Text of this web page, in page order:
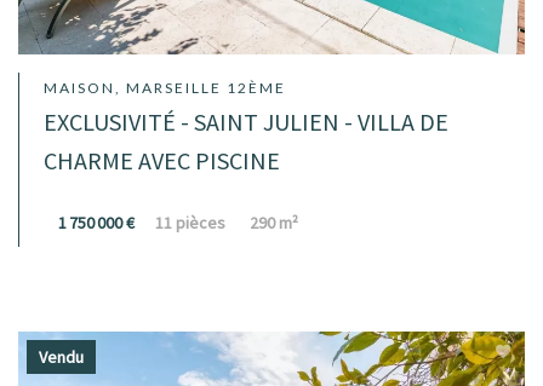
MAISON, MARSEILLE 12ÈME
EXCLUSIVITÉ - SAINT JULIEN - VILLA DE
CHARME AVEC PISCINE
1 750 000 € 11 pièces 290 m²
Vendu